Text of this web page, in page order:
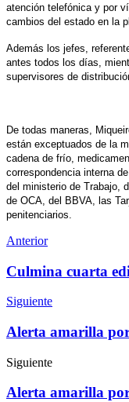
atención telefónica y por
cambios del estado en la
Además los jefes,
antes todos los días,
supervisores de
De todas maneras,
están exceptuados de la
cadena de frío,
correspondencia interna
del ministerio de Trabajo,
de OCA, del BBVA, las
penitenciarios.
Anterior
Culmina cuarta
Siguiente
Alerta amarilla
Siguiente
Alerta amarilla